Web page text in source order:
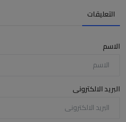
التعليقات
الاسم
البريد الالكترونى